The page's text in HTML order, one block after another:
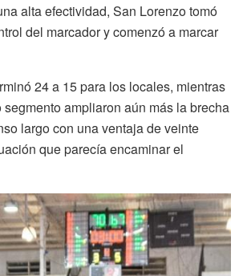
alta efectividad, San Lorenzo tomó
del marcador y comenzó a marcar
24 a 15 para los locales, mientras
ampliaron aún más la brecha
largo con una ventaja de veinte
que parecía encaminar el